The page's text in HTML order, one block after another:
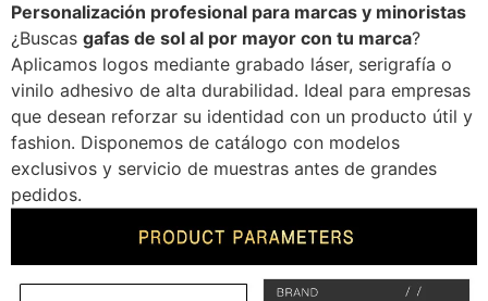
Personalización profesional para marcas y minoristas
¿Buscas gafas de sol al por mayor con tu marca?
Aplicamos logos mediante grabado láser, serigrafía o
vinilo adhesivo de alta durabilidad. Ideal para empresas
que desean reforzar su identidad con un producto útil y
fashion. Disponemos de catálogo con modelos
exclusivos y servicio de muestras antes de grandes
pedidos.